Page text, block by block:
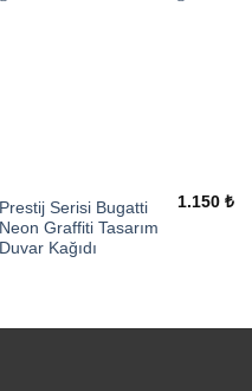
Prestij Serisi Bugatti
Neon Graffiti Tasarım
Duvar Kağıdı
1.150₺